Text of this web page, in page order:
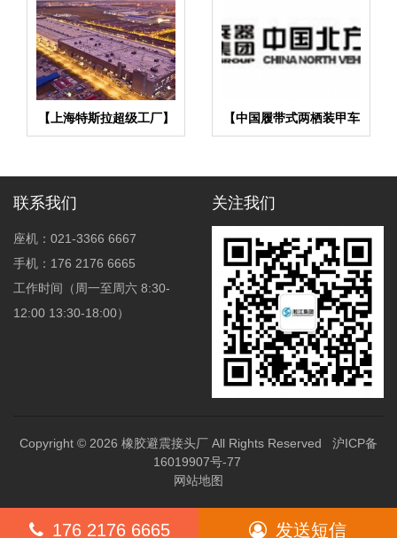
【上海特斯拉超级工厂】
金属软管合同
【中国履带式两栖装甲车
辆项目】橡胶接头合同
联系我们
座机：021-3366 6667
手机：176 2176 6665
工作时间（周一至周六 8:30-
12:00 13:30-18:00）
关注我们
Copyright © 2026 橡胶避震接头厂 All Rights Reserved 沪ICP备
16019907号-77
网站地图
176 2176 6665 发送短信